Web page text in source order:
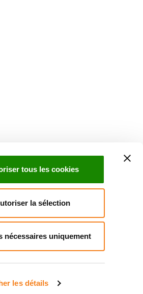
les détails
tous les cookies
la sélection
nécessaires uniquement
vous à la newsletter
Droits du patient
Gestion des cookiesSignalement